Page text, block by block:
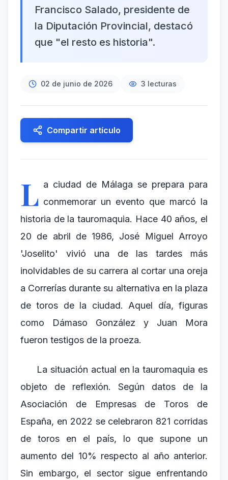
Francisco Salado, presidente de
la Diputación Provincial, destacó
que "el resto es historia".
02 de junio de 2026 3 lecturas
Compartir artículo
L a ciudad de Málaga se prepara para
conmemorar un evento que marcó la
historia de la tauromaquia. Hace 40 años, el
20 de abril de 1986, José Miguel Arroyo
'Joselito' vivió una de las tardes más
inolvidables de su carrera al cortar una oreja
a Correrías durante su alternativa en la plaza
de toros de la ciudad. Aquel día, figuras
como Dámaso González y Juan Mora
fueron testigos de la proeza.
La situación actual en la tauromaquia es
objeto de reflexión. Según datos de la
Asociación de Empresas de Toros de
España, en 2022 se celebraron 821 corridas
de toros en el país, lo que supone un
aumento del 10% respecto al año anterior.
Sin embargo, el sector sigue enfrentando